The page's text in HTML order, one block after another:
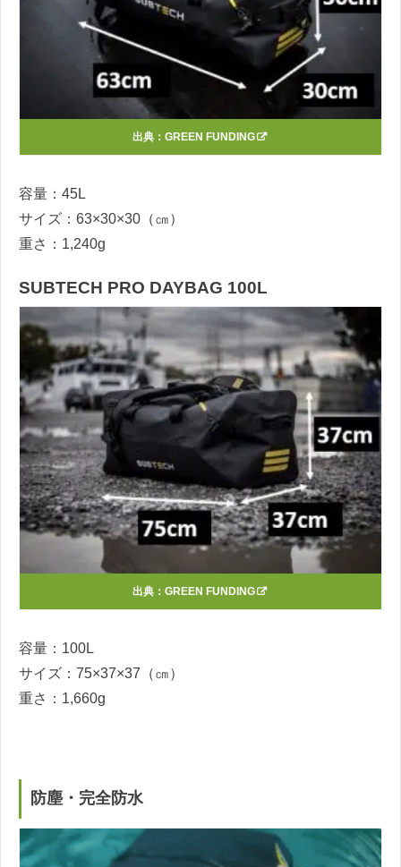
出典： GREEN FUNDING
容量：45L
サイズ：63×30×30（㎝）
重さ：1,240g
SUBTECH PRO DAYBAG 100L
出典： GREEN FUNDING
容量：100L
サイズ：75×37×37（㎝）
重さ：1,660g
防塵・完全防水